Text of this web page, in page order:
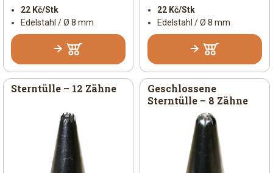
22 Kč/Stk
Edelstahl / Ø 8 mm
22 Kč/Stk
Edelstahl / Ø 8 mm
Sterntülle – 12 Zähne
Geschlossene
Sterntülle – 8 Zähne